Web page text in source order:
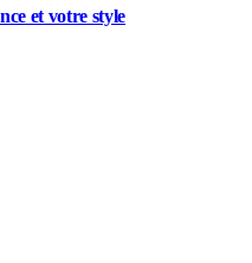
et votre style